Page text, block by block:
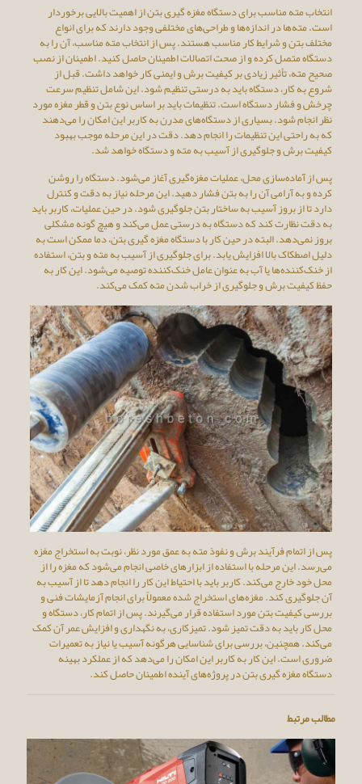
انتخاب مته مناسب برای دستگاه مغزه گیری بتن از اهمیت بالایی برخوردار
است. مته‌ها در اندازه‌ها و طراحی‌های مختلفی وجود دارند که برای انواع
مختلف بتن و شرایط کار مناسب هستند. پس از انتخاب مته مناسب، آن را به
دستگاه متصل کرده و از صحت اتصالات اطمینان حاصل کنید. اطمینان از نصب
صحیح مته، تأثیر زیادی بر کیفیت برش و ایمنی کار خواهد داشت. قبل از
شروع به کار، دستگاه باید به درستی تنظیم شود. این شامل تنظیم سرعت
چرخش و فشار دستگاه است. تنظیمات باید بر اساس نوع بتن و قطر مغزه مورد
نظر انجام شود. بسیاری از دستگاه‌های مدرن به کاربر این امکان را می‌دهند
که به راحتی این تنظیمات را انجام دهد. دقت در این مرحله موجب بهبود
کیفیت برش و جلوگیری از آسیب به مته و دستگاه خواهد شد.
پس از آماده‌سازی محل، عملیات مغزه‌گیری آغاز می‌شود. دستگاه را روشن
کرده و به آرامی آن را به بتن فشار دهید. این مرحله نیاز به دقت و کنترل
دارد تا از بروز آسیب به ساختار بتن جلوگیری شود. در حین عملیات، کاربر باید
به دقت نظارت کند که دستگاه به درستی عمل می‌کند و هیچ گونه مشکلی
بروز نمی‌دهد. البته در حین کار با دستگاه مغزه گیری بتن، دما ممکن است به
دلیل اصطکاک بالا افزایش یابد. برای جلوگیری از آسیب به مته و بتن، استفاده
از خنک‌کننده‌ها یا آب به عنوان عامل خنک‌کننده توصیه می‌شود. این کار به
حفظ کیفیت برش و جلوگیری از خراب شدن مته کمک می‌کند.
پس از اتمام فرآیند برش و نفوذ مته به عمق مورد نظر، نوبت به استخراج مغزه
می‌رسد. این مرحله با استفاده از ابزارهای خاصی انجام می‌شود که مغزه را از
محل خود خارج می‌کند. کاربر باید با احتیاط این کار را انجام دهد تا از آسیب به
آن جلوگیری کند. مغزه‌های استخراج شده معمولاً برای انجام آزمایشات فنی و
بررسی کیفیت بتن مورد استفاده قرار می‌گیرند. پس از اتمام کار، دستگاه و
محل کار باید به دقت تمیز شود. تمیزکاری، به نگهداری و افزایش عمر آن کمک
می‌کند. همچنین، بررسی برای شناسایی هرگونه آسیب یا نیاز به تعمیرات
ضروری است. این کار به کاربر این امکان را می‌دهد که از عملکرد بهینه
دستگاه مغزه گیری بتن در پروژه‌های آینده اطمینان حاصل کند.
مطالب مرتبط